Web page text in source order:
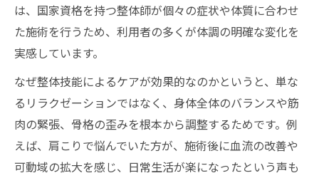
は、国家資格を持つ整体師が個々の症状や体質に合わせ
た施術を行うため、利用者の多くが体調の明確な変化を
実感しています。
なぜ整体技能によるケアが効果的なのかというと、単な
るリラクゼーションではなく、身体全体のバランスや筋
肉の緊張、骨格の歪みを根本から調整するためです。例
えば、肩こりで悩んでいた方が、施術後に血流の改善や
可動域の拡大を感じ、日常生活が楽になったという声も